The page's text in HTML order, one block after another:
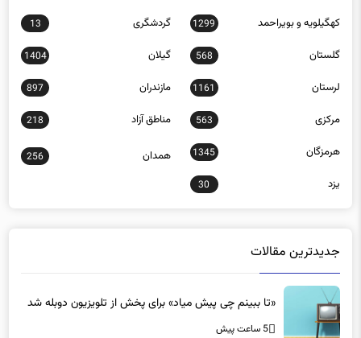
کهگیلویه و بویراحمد 1299 گردشگری 13
گلستان 568 گیلان 1404
لرستان 1161 مازندران 897
مرکزی 563 مناطق آزاد 218
هرمزگان 1345 همدان 256
یزد 30
جدیدترین مقالات
«تا ببینم چی پیش میاد» برای پخش از تلویزیون دوبله شد
5 ساعت پیش